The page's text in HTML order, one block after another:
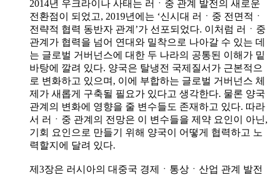
2014년 우크라이나 사태는 러ㆍ중 관계 발전의 새로운
전환점이 되었고, 2019년에는 ‘신시대 러ㆍ중 전면적ㆍ
전략적 협력 동반자 관계’가 선포되었다. 이처럼 러ㆍ중
관계가 협력을 넘어 연대와 밀착으로 나아갈 수 있는 데
는 글로벌 거버넌스에 대한 두 나라의 공통된 이해가 밑
바탕에 깔려 있다. 양국은 탈냉전 국제질서가 근본적으
로 변화하고 있으며, 이에 부합하는 글로벌 거버넌스 체
제가 새롭게 구축될 필요가 있다고 생각한다. 물론 양국
관계의 변화에 영향을 줄 변수들도 존재하고 있다. 따라
서 러ㆍ중 관계의 전망은 이 변수들을 제약 요인이 아닌,
기회 요인으로 만들기 위해 양국이 어떻게 협력하고 노
력할지에 달려 있다.
제3장은 러시아의 대중국 경제ㆍ통상ㆍ산업 관계 발전